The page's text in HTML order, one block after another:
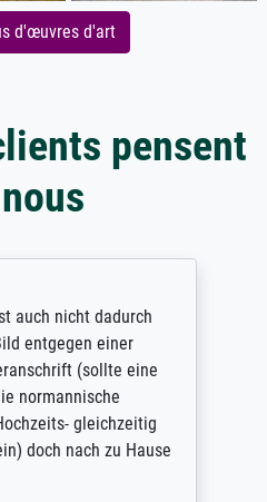
d'œuvres d'art
pensent
auch nicht dadurch
entgegen einer
(sollte eine
normannische
gleichzeitig
doch nach zu Hause